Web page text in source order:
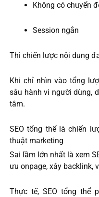
Không có chuyển
Session ngắn
Thì chiến lược nội dung
Khi chỉ nhìn vào tổng
sâu hành vi người dùng,
tâm.
SEO tổng thể là chiến
thuật marketing
Sai lầm lớn nhất là xem
ưu onpage, xây backlink,
Thực tế, SEO tổng thể